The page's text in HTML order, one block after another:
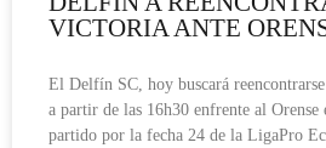
VICTORIA ANTE
El Delfín SC, hoy buscará
a partir de las 16h30 enfrente al Orense
partido por la fecha 24 de la LigaPro